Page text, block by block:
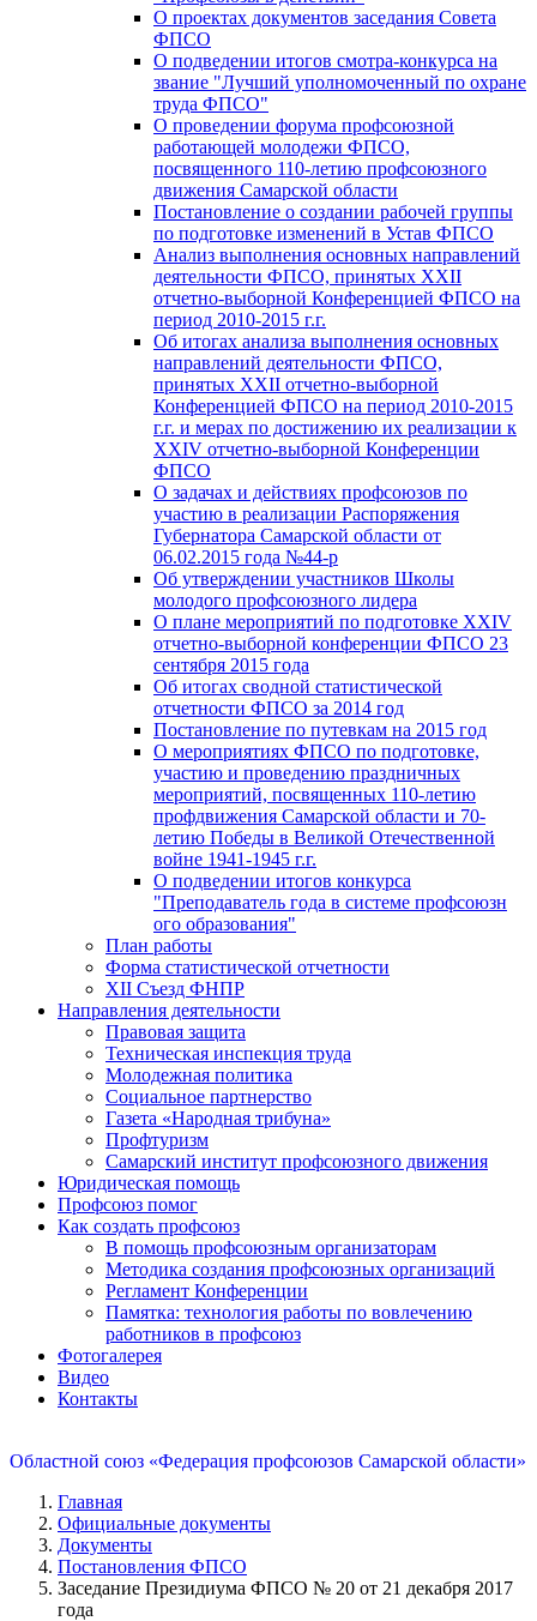
О проектах документов заседания Совета
ФПСО
О подведении итогов смотра-конкурса на
звание "Лучший уполномоченный по охране
труда ФПСО"
О проведении форума профсоюзной
работающей молодежи ФПСО,
посвященного 110-летию профсоюзного
движения Самарской области
Постановление о создании рабочей группы
по подготовке изменений в Устав ФПСО
Анализ выполнения основных направлений
деятельности ФПСО, принятых XXII
отчетно-выборной Конференцией ФПСО на
период 2010-2015 г.г.
Об итогах анализа выполнения основных
направлений деятельности ФПСО,
принятых XXII отчетно-выборной
Конференцией ФПСО на период 2010-2015
г.г. и мерах по достижению их реализации к
XXIV отчетно-выборной Конференции
ФПСО
О задачах и действиях профсоюзов по
участию в реализации Распоряжения
Губернатора Самарской области от
06.02.2015 года №44-р
Об утверждении участников Школы
молодого профсоюзного лидера
О плане мероприятий по подготовке XXIV
отчетно-выборной конференции ФПСО 23
сентября 2015 года
Об итогах сводной статистической
отчетности ФПСО за 2014 год
Постановление по путевкам на 2015 год
О мероприятиях ФПСО по подготовке,
участию и проведению праздничных
мероприятий, посвященных 110-летию
профдвижения Самарской области и 70-
летию Победы в Великой Отечественной
войне 1941-1945 г.г.
О подведении итогов конкурса
"Преподаватель года в системе профсоюзн
ого образования"
План работы
Форма статистической отчетности
XII Съезд ФНПР
Направления деятельности
Правовая защита
Техническая инспекция труда
Молодежная политика
Социальное партнерство
Газета «Народная трибуна»
Профтуризм
Самарский институт профсоюзного движения
Юридическая помощь
Профсоюз помог
Как создать профсоюз
В помощь профсоюзным организаторам
Методика создания профсоюзных организаций
Регламент Конференции
Памятка: технология работы по вовлечению
работников в профсоюз
Фотогалерея
Видео
Контакты
Областной союз «Федерация профсоюзов Самарской области»
Главная
Официальные документы
Документы
Постановления ФПСО
Заседание Президиума ФПСО № 20 от 21 декабря 2017
года